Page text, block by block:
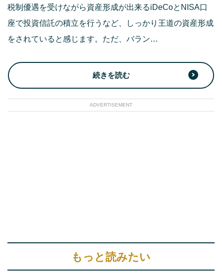
税制優遇を受けながら資産形成が出来るiDeCoとNISA口
座で投資信託の積立を行うなど、しっかり王道の資産形成
をされていると感じます。ただ、バラン…
続きを読む
ADVERTISEMENT
もっと読みたい